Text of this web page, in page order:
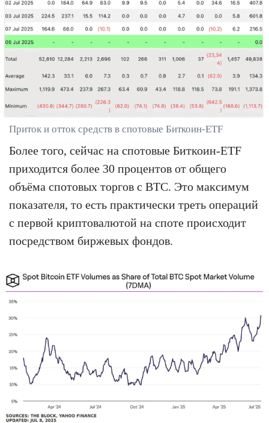
Приток и отток средств в спотовые Биткоин-ETF
Более того, сейчас на спотовые Биткоин-ETF
приходится более 30 процентов от общего
объёма спотовых торгов с BTC. Это максимум
показателя, то есть практически треть операций
с первой криптовалютой на споте происходит
посредством биржевых фондов.